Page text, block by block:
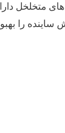
متخلخل
را